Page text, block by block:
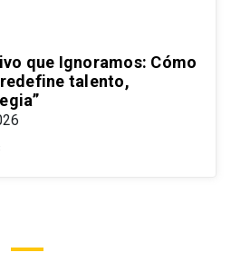
que Ignoramos: Cómo
talento,